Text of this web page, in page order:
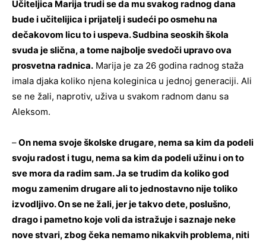
Učiteljica Marija trudi se da mu svakog radnog dana
bude i učitelijica i prijatelj i sudeći po osmehu na
dečakovom licu to i uspeva. Sudbina seoskih škola
svuda je slična, a tome najbolje svedoči upravo ova
prosvetna radnica. Marija je za 26 godina radnog staža
imala djaka koliko njena koleginica u jednoj generaciji. Ali
se ne žali, naprotiv, uživa u svakom radnom danu sa
Aleksom.
–On nema svoje školske drugare, nema sa kim da podeli
svoju radost i tugu, nema sa kim da podeli užinu i on to
sve mora da radim sam. Ja se trudim da koliko god
mogu zamenim drugare ali to jednostavno nije toliko
izvodljivo. On se ne žali, jer je takvo dete, poslušno,
drago i pametno koje voli da istražuje i saznaje neke
nove stvari, zbog čeka nemamo nikakvih problema, niti